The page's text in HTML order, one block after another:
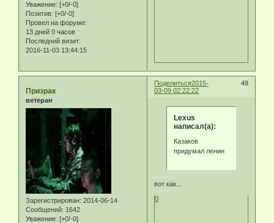
Уважение: [+0/-0]
Позитив: [+0/-0]
Провел на форуме:
13 дней 0 часов
Последний визит:
2016-11-03 13:44:15
Поделиться 49
2015-
03-09 02:22:22
Призрак
ветеран
Зарегистрирован: 2014-06-14
Сообщений: 1642
Уважение: [+0/-0]
Lexus
написал(а):
Казаков
придумал ленин
вот как...
0